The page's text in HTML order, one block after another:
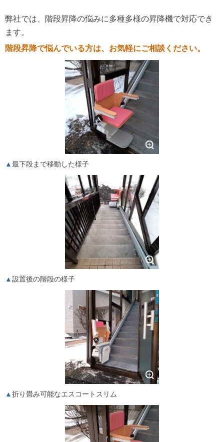
弊社では、階段昇降の悩みに多種多様の昇降機で対応でき
ます。
階段昇降で悩んでいる方は、お気軽にご相談ください。
最下段まで移動した様子
設置後の階段の様子
折り畳み可能なエスコートスリム